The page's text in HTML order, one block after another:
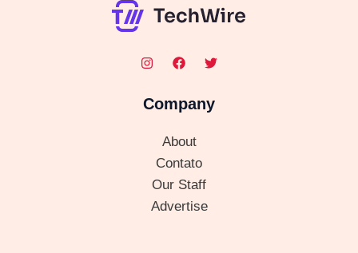
Company
About
Contato
Our Staff
Advertise